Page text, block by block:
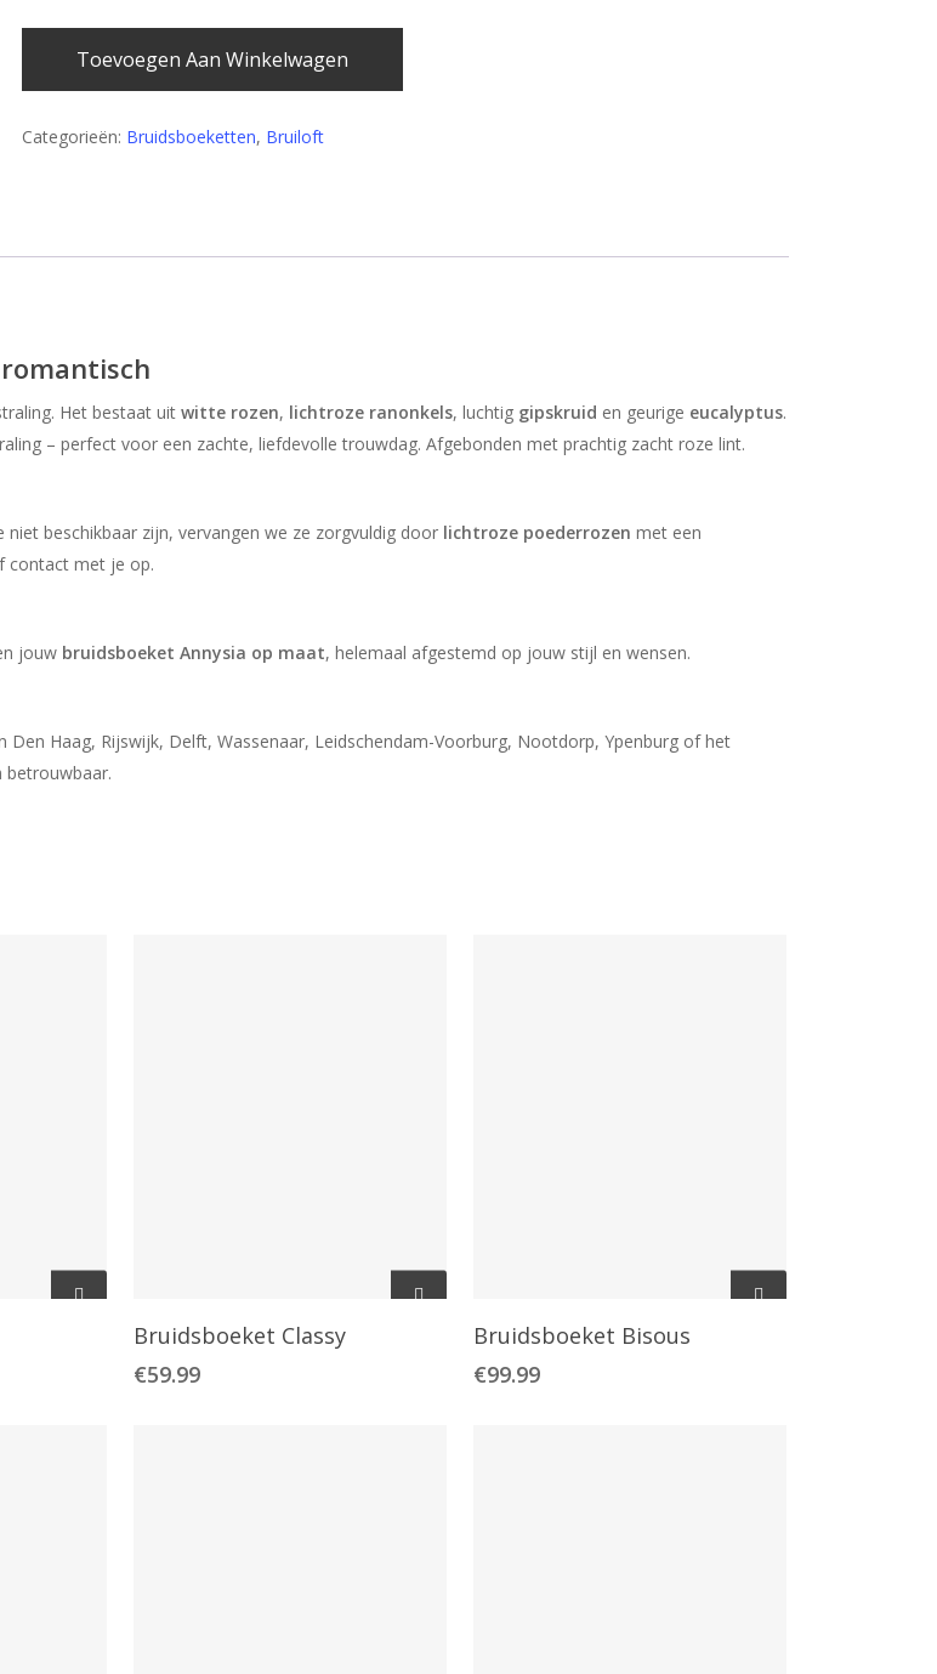
Toevoegen Aan Winkelwagen
Categorieën: Bruidsboeketten, Bruiloft
Het bestaat uit witte rozen, lichtroze ranonkels, luchtig gipskruid en geurige eucalyptus.
– perfect voor een zachte, liefdevolle trouwdag. Afgebonden met prachtig zacht roze lint.
beschikbaar zijn, vervangen we ze zorgvuldig door lichtroze poederrozen met een
contact met je op.
jouw bruidsboeket Annysia op maat, helemaal afgestemd op jouw stijl en wensen.
Haag, Rijswijk, Delft, Wassenaar, Leidschendam-Voorburg, Nootdorp, Ypenburg of het
betrouwbaar.
Toevoegen Aan
Bruidsboeket Classy
€59.99
Toevoegen Aan
Bruidsboeket Bisous
€99.99